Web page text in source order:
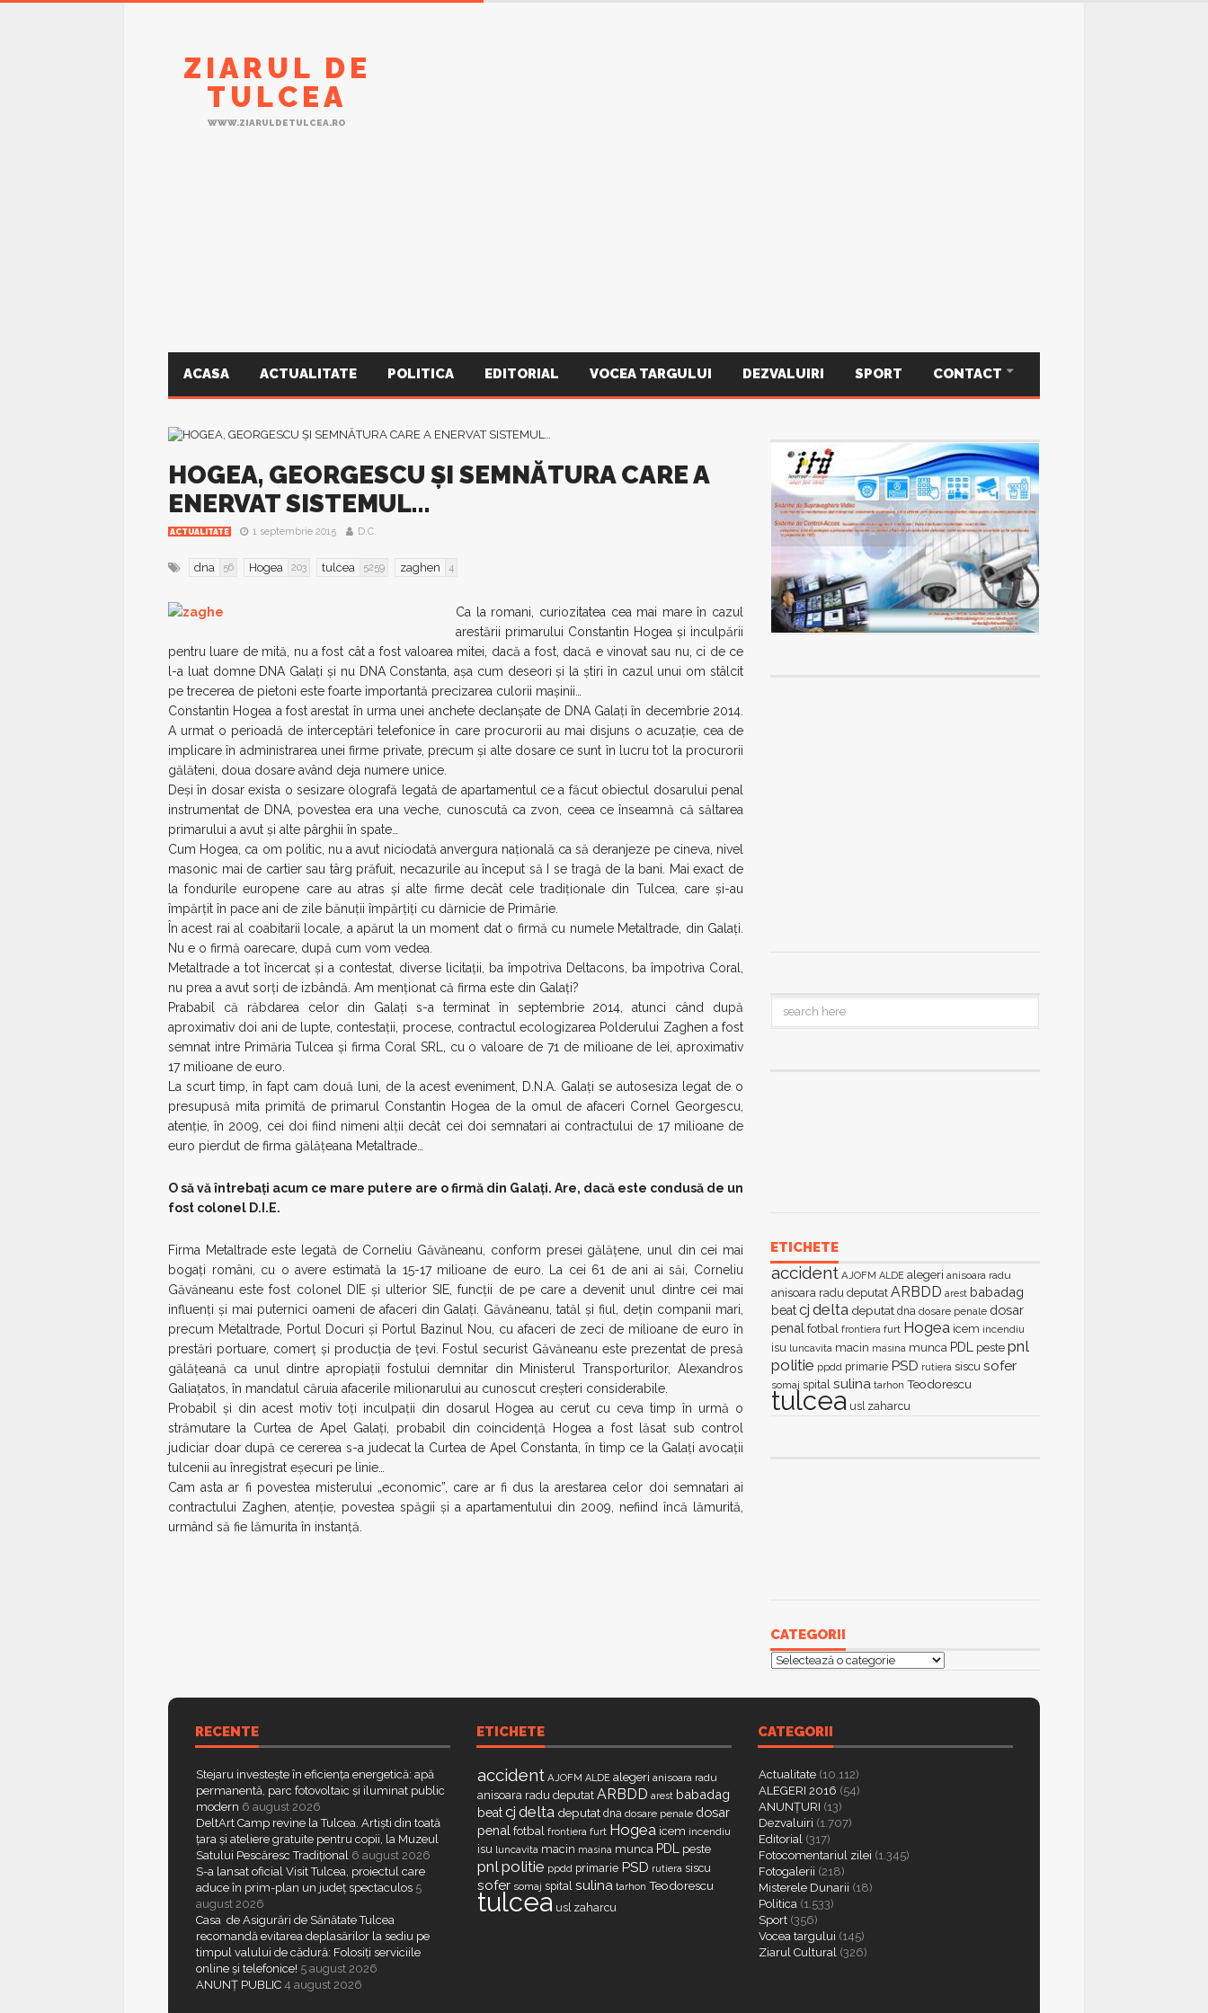
ZIARUL DE
TULCEA
WWW.ZIARULDETULCEA.RO
ACASA ACTUALITATE POLITICA EDITORIAL VOCEA TARGULUI DEZVALUIRI SPORT CONTACT
HOGEA, GEORGESCU ŞI SEMNĂTURA CARE A
ENERVAT SISTEMUL…
ACTUALITATE 1 septembrie 2015 D.C.
dna 56 Hogea 203 tulcea 5259 zaghen 4
Ca la romani, curiozitatea cea mai mare în cazul
arestării primarului Constantin Hogea şi inculpării
pentru luare de mită, nu a fost cât a fost valoarea mitei, dacă a fost, dacă e vinovat sau nu, ci de ce
l-a luat domne DNA Galaţi şi nu DNA Constanta, aşa cum deseori şi la ştiri în cazul unui om stâlcit
pe trecerea de pietoni este foarte importantă precizarea culorii maşinii…
Constantin Hogea a fost arestat în urma unei anchete declanşate de DNA Galaţi în decembrie 2014.
A urmat o perioadă de interceptări telefonice în care procurorii au mai disjuns o acuzaţie, cea de
implicare în administrarea unei firme private, precum şi alte dosare ce sunt în lucru tot la procurorii
gălăteni, doua dosare având deja numere unice.
Deşi în dosar exista o sesizare olografă legată de apartamentul ce a făcut obiectul dosarului penal
instrumentat de DNA, povestea era una veche, cunoscută ca zvon, ceea ce înseamnă că săltarea
primarului a avut şi alte pârghii în spate…
Cum Hogea, ca om politic, nu a avut niciodată anvergura naţională ca să deranjeze pe cineva, nivel
masonic mai de cartier sau târg prăfuit, necazurile au început să I se tragă de la bani. Mai exact de
la fondurile europene care au atras şi alte firme decât cele tradiţionale din Tulcea, care şi-au
împărţit în pace ani de zile bănuţii împărţiţi cu dărnicie de Primărie.
În acest rai al coabitarii locale, a apărut la un moment dat o firmă cu numele Metaltrade, din Galaţi.
Nu e o firmă oarecare, după cum vom vedea.
Metaltrade a tot încercat şi a contestat, diverse licitaţii, ba împotriva Deltacons, ba împotriva Coral,
nu prea a avut sorţi de izbândă. Am menţionat că firma este din Galaţi?
Prababil că răbdarea celor din Galaţi s-a terminat în septembrie 2014, atunci când după
aproximativ doi ani de lupte, contestaţii, procese, contractul ecologizarea Polderului Zaghen a fost
semnat intre Primăria Tulcea şi firma Coral SRL, cu o valoare de 71 de milioane de lei, aproximativ
17 milioane de euro.
La scurt timp, în fapt cam două luni, de la acest eveniment, D.N.A. Galaţi se autosesiza legat de o
presupusă mita primită de primarul Constantin Hogea de la omul de afaceri Cornel Georgescu,
atenţie, în 2009, cei doi fiind nimeni alţii decât cei doi semnatari ai contractului de 17 milioane de
euro pierdut de firma gălăţeana Metaltrade…
O să vă întrebaţi acum ce mare putere are o firmă din Galaţi. Are, dacă este condusă de un
fost colonel D.I.E.
Firma Metaltrade este legată de Corneliu Găvăneanu, conform presei gălăţene, unul din cei mai
bogaţi români, cu o avere estimată la 15-17 milioane de euro. La cei 61 de ani ai săi, Corneliu
Găvăneanu este fost colonel DIE şi ulterior SIE, funcţii de pe care a devenit unul dintre cei mai
influenţi şi mai puternici oameni de afaceri din Galaţi. Găvăneanu, tatăl şi fiul, deţin companii mari,
precum Metaltrade, Portul Docuri şi Portul Bazinul Nou, cu afaceri de zeci de milioane de euro în
prestări portuare, comerţ şi producţia de ţevi. Fostul securist Găvăneanu este prezentat de presă
gălăţeană ca unul dintre apropiaţii fostului demnitar din Ministerul Transporturilor, Alexandros
Galiaţatos, în mandatul căruia afacerile milionarului au cunoscut creşteri considerabile.
Probabil şi din acest motiv toţi inculpaţii din dosarul Hogea au cerut cu ceva timp în urmă o
strămutare la Curtea de Apel Galaţi, probabil din coincidenţă Hogea a fost lăsat sub control
judiciar doar după ce cererea s-a judecat la Curtea de Apel Constanta, în timp ce la Galaţi avocaţii
tulcenii au înregistrat eşecuri pe linie…
Cam asta ar fi povestea misterului „economic”, care ar fi dus la arestarea celor doi semnatari ai
contractului Zaghen, atenţie, povestea spăgii şi a apartamentului din 2009, nefiind încă lămurită,
urmând să fie lămurita în instanţă.
ETICHETE
accident AJOFM ALDE alegeri anisoara radu
anisoara radu deputat ARBDD arest babadag
beatcj delta deputat dna dosare penale dosar
penal fotbal frontiera furt Hogea icem incendiu
isu luncavita macin masina munca PDL peste pnl
politie ppdd primarie PSD rutiera siscu sofer
somaj spital sulina tarhon Teodorescu
tulcea usl zaharcu
CATEGORII
Categorii
RECENTE
Stejaru investește în eficiența energetică: apă
permanentă, parc fotovoltaic și iluminat public
modern 6 august 2026
DeltArt Camp revine la Tulcea. Artiști din toată
țara și ateliere gratuite pentru copii, la Muzeul
Satului Pescăresc Tradițional 6 august 2026
S-a lansat oficial Visit Tulcea, proiectul care
aduce în prim-plan un județ spectaculos 5
august 2026
Casa de Asigurări de Sănătate Tulcea
recomandă evitarea deplasărilor la sediu pe
timpul valului de cădură: Folosiți serviciile
online și telefonice! 5 august 2026
ANUNȚ PUBLIC 4 august 2026
ETICHETE
accident AJOFM ALDE alegeri anisoara radu
anisoara radu deputat ARBDD arest babadag
beatcj delta deputat dna dosare penale dosar
penal fotbal frontiera furt Hogea icem incendiu
isu luncavita macin masina munca PDL peste
pnl politie ppdd primarie PSD rutiera siscu
sofer somaj spital sulina tarhon Teodorescu
tulcea usl zaharcu
CATEGORII
Actualitate (10.112)
ALEGERI 2016 (54)
ANUNȚURI (13)
Dezvaluiri (1.707)
Editorial (317)
Fotocomentariul zilei (1.345)
Fotogalerii (218)
Misterele Dunarii (18)
Politica (1.533)
Sport (356)
Vocea targului (145)
Ziarul Cultural (326)